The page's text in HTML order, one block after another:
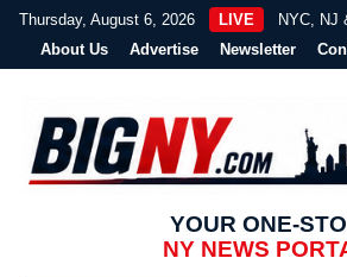
Thursday, August 6, 2026 LIVE
NYC, NJ
About Us
Advertise Newsletter
YOUR ONE-
NY NEWS